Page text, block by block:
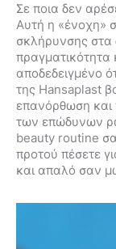
Σε ποια δεν
Αυτή η «ένοχη»
σκλήρυνσης στα
πραγματικότητα
αποδεδειγμένο
της Hansaplast
επανόρθωση και
των επώδυνων
beauty routine
προτού πέσετε
και απαλό σαν